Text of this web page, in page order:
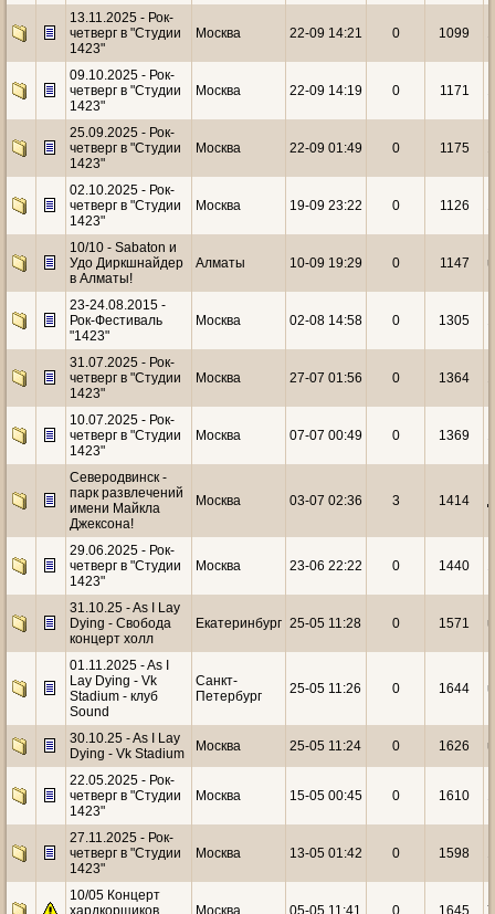
13.11.2025 - Рок-
четверг в "Студии
1423"
Москва 22-09 14:21 0 1099
09.10.2025 - Рок-
четверг в "Студии
1423"
Москва 22-09 14:19 0 1171
25.09.2025 - Рок-
четверг в "Студии
1423"
Москва 22-09 01:49 0 1175
02.10.2025 - Рок-
четверг в "Студии
1423"
Москва 19-09 23:22 0 1126
10/10 - Sabaton и
Удо Диркшнайдер
в Алматы!
Алматы 10-09 19:29 0 1147
23-24.08.2015 -
Рок-Фестиваль
"1423"
Москва 02-08 14:58 0 1305
31.07.2025 - Рок-
четверг в "Студии
1423"
Москва 27-07 01:56 0 1364
10.07.2025 - Рок-
четверг в "Студии
1423"
Москва 07-07 00:49 0 1369
Северодвинск -
парк развлечений
имени Майкла
Джексона!
Москва 03-07 02:36 3 1414
29.06.2025 - Рок-
четверг в "Студии
1423"
Москва 23-06 22:22 0 1440
31.10.25 - As I Lay
Dying - Свобода
концерт холл
Екатеринбург 25-05 11:28 0 1571
01.11.2025 - As I
Lay Dying - Vk
Stadium - клуб
Sound
Санкт-
Петербург
25-05 11:26 0 1644
30.10.25 - As I Lay
Dying - Vk Stadium
Москва 25-05 11:24 0 1626
22.05.2025 - Рок-
четверг в "Студии
1423"
Москва 15-05 00:45 0 1610
27.11.2025 - Рок-
четверг в "Студии
1423"
Москва 13-05 01:42 0 1598
10/05 Концерт
хардкорщиков
Москва 05-05 11:41 0 1645